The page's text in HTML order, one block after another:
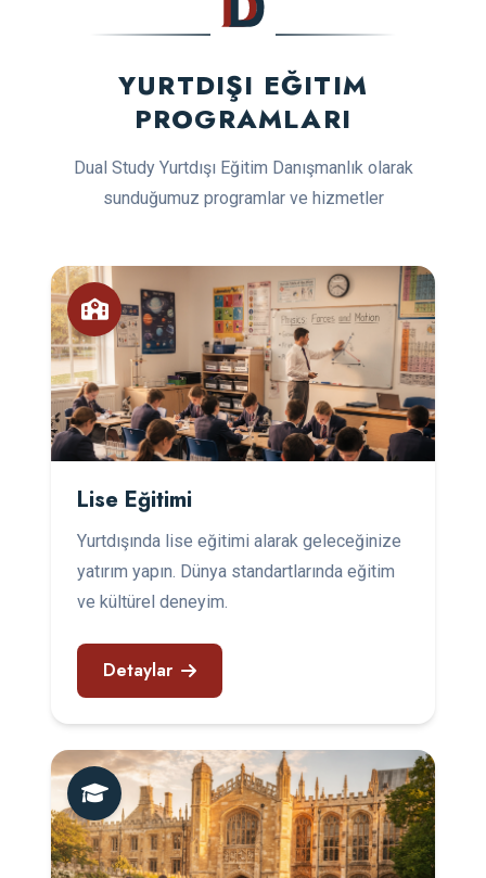
YURTDIŞI EĞITIM
PROGRAMLARI
Dual Study Yurtdışı Eğitim Danışmanlık olarak
sunduğumuz programlar ve hizmetler
Lise Eğitimi
Yurtdışında lise eğitimi alarak geleceğinize
yatırım yapın. Dünya standartlarında eğitim
ve kültürel deneyim.
Detaylar